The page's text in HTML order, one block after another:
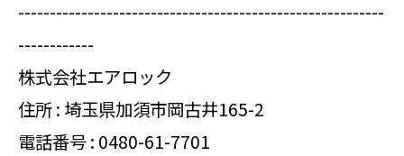
----------------------------------------------------------
------------
株式会社エアロック
住所 : 埼玉県加須市岡古井165-2
電話番号 : 0480-61-7701